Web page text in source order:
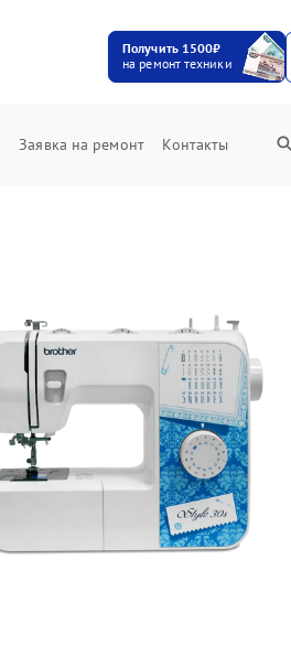
Получить 1500₽
на ремонт техники
Заявка на ремонт Контакты